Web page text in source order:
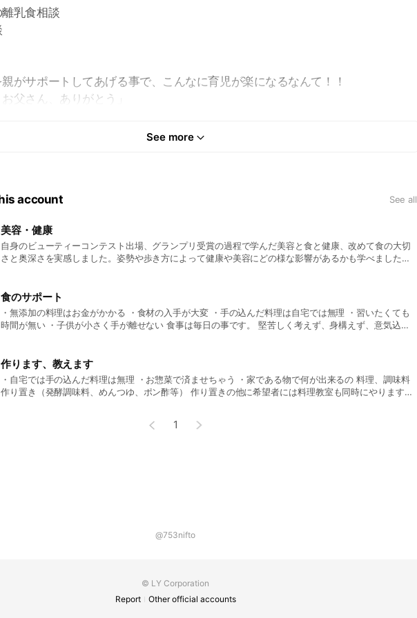
離乳食相談
がサポートしてあげる事で、こんなに育児が楽になるなんて！！
お父さん、ありがとう」
See more
account See all
美容・健康
自身のビューティーコンテスト出場、グランプリ受賞の過程で学んだ美容と食と健康、改めて食の大切
さと奥深さを実感しました。姿勢や歩き方によって健康や美容にどの様な影響があるかも学べました。
も、ロケ弁やオードブル、お弁当と好評を頂いております。ぜひその知識を方法をご家庭でも！！
食のサポート
・無添加の料理はお金がかかる ・食材の入手が大変 ・手の込んだ料理は自宅では無理 ・習いたくても
時間が無い ・子供が小さく手が離せない 食事は毎日の事です。 堅苦しく考えず、身構えず、意気込ま
★お料理を食べてもらって、実際に無添加料理が簡単って事と、少しだけ残ったおかずの使い道アレン
ジなどをお教えします。
作ります、教えます
・自宅では手の込んだ料理は無理 ・お惣菜で済ませちゃう ・家である物で何が出来るの 料理、調味料
作り置き（発酵調味料、めんつゆ、ポン酢等） 作り置きの他に希望者には料理教室も同時にやります。
1
@753nifto
© LY Corporation
Report
Other official accounts